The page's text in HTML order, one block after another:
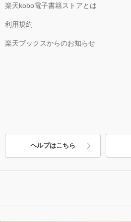
楽天kobo電子書籍ストアとは
利用規約
楽天ブックスからのお知らせ
ヘルプはこちら